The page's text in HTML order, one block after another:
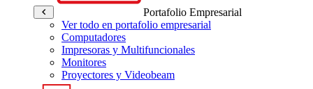
Portafolio Empresarial
Ver todo en portafolio empresarial
Computadores
Impresoras y Multifuncionales
Monitores
Proyectores y Videobeam